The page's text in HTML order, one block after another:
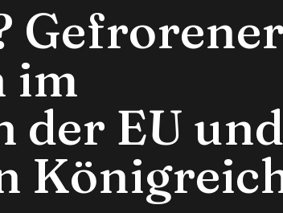
Gefrorener
im
der EU und